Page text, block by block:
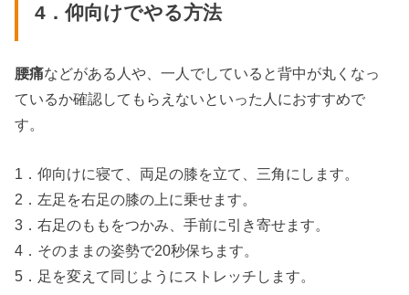
4．仰向けでやる方法
腰痛などがある人や、一人でしていると背中が丸くなっ
ているか確認してもらえないといった人におすすめで
す。
1．仰向けに寝て、両足の膝を立て、三角にします。
2．左足を右足の膝の上に乗せます。
3．右足のももをつかみ、手前に引き寄せます。
4．そのままの姿勢で20秒保ちます。
5．足を変えて同じようにストレッチします。